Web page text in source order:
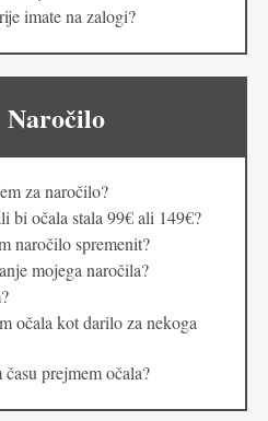
imate na zalogi?
Naročilo
za naročilo?
bi očala stala 99€ ali 149€?
naročilo spremenit?
mojega naročila?
očala kot darilo za nekoga
prejmem očala?